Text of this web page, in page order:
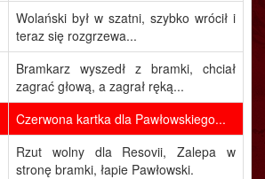
Wolański był w szatni, szybko wrócił i
teraz się rozgrzewa...
Bramkarz wyszedł z bramki, chciał
zagrać głową, a zagrał ręką...
Czerwona kartka dla Pawłowskiego...
Rzut wolny dla Resovii, Zalepa w
stronę bramki, łapie Pawłowski.